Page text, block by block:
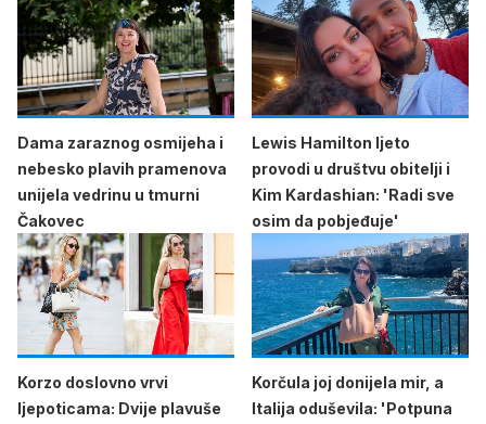
Dama zaraznog osmijeha i
nebesko plavih pramenova
unijela vedrinu u tmurni
Čakovec
Lewis Hamilton ljeto
provodi u društvu obitelji i
Kim Kardashian: 'Radi sve
osim da pobjeđuje'
Korzo doslovno vrvi
ljepoticama: Dvije plavuše
Korčula joj donijela mir, a
Italija oduševila: 'Potpuna